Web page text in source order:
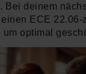
Bei deinem
ECE 22.06-
um optimal